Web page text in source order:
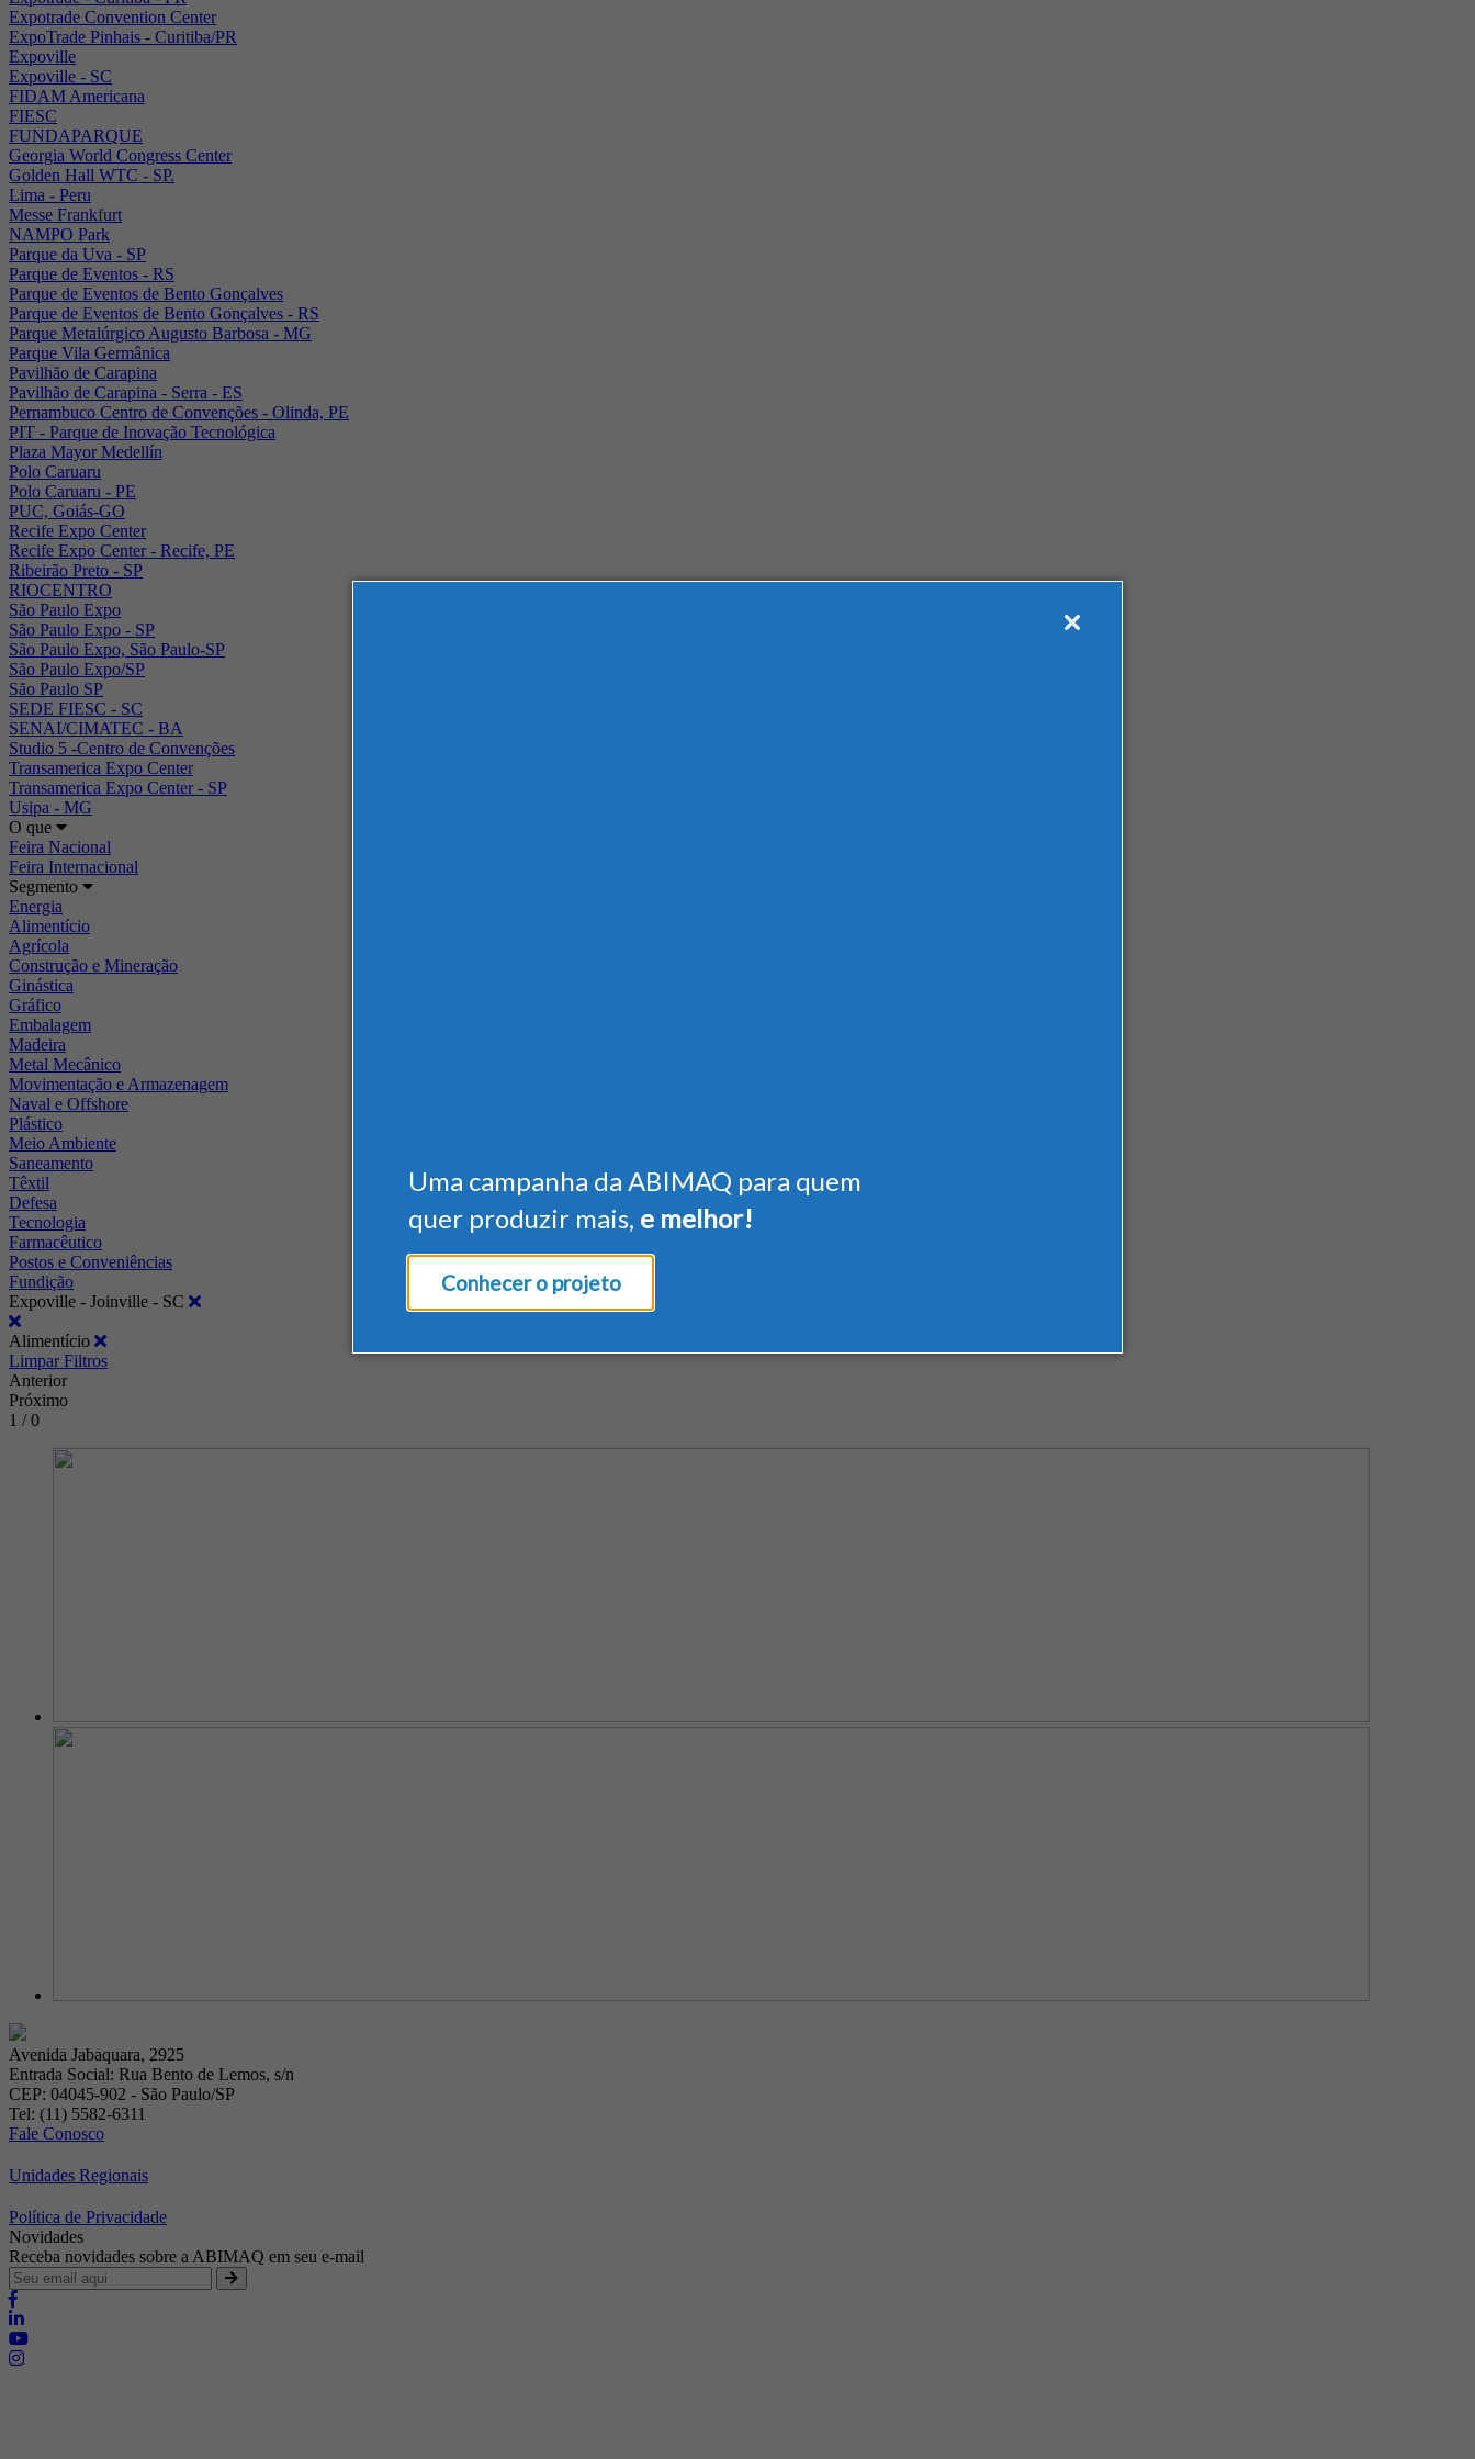
Uma campanha da ABIMAQ para quem
quer produzir mais, e melhor!
Conhecer o projeto
Expotrade Convention Center
ExpoTrade Pinhais - Curitiba/PR
Expoville
Expoville - SC
FIDAM Americana
FIESC
FUNDAPARQUE
Georgia World Congress Center
Golden Hall WTC - SP.
Lima - Peru
Messe Frankfurt
NAMPO Park
Parque da Uva - SP
Parque de Eventos - RS
Parque de Eventos de Bento Gonçalves
Parque de Eventos de Bento Gonçalves - RS
Parque Metalúrgico Augusto Barbosa - MG
Parque Vila Germânica
Pavilhão de Carapina
Pavilhão de Carapina - Serra - ES
Pernambuco Centro de Convenções - Olinda, PE
PIT - Parque de Inovação Tecnológica
Plaza Mayor Medellín
Polo Caruaru
Polo Caruaru - PE
PUC, Goiás-GO
Recife Expo Center
Recife Expo Center - Recife, PE
Ribeirão Preto - SP
RIOCENTRO
São Paulo Expo
São Paulo Expo - SP
São Paulo Expo, São Paulo-SP
São Paulo Expo/SP
São Paulo SP
SEDE FIESC - SC
SENAI/CIMATEC - BA
Studio 5 -Centro de Convenções
Transamerica Expo Center
Transamerica Expo Center - SP
Usipa - MG
O que
Feira Nacional
Feira Internacional
Segmento
Energia
Alimentício
Agrícola
Construção e Mineração
Ginástica
Gráfico
Embalagem
Madeira
Metal Mecânico
Movimentação e Armazenagem
Naval e Offshore
Plástico
Meio Ambiente
Saneamento
Têxtil
Defesa
Tecnologia
Farmacêutico
Postos e Conveniências
Fundição
Expoville - Joinville - SC
Alimentício
Limpar Filtros
Anterior
Próximo
1 / 0
Avenida Jabaquara, 2925
Entrada Social: Rua Bento de Lemos, s/n
CEP: 04045-902 - São Paulo/SP
Tel: (11) 5582-6311
Fale Conosco
Unidades Regionais
Política de Privacidade
Novidades
Receba novidades sobre a ABIMAQ em seu e-mail